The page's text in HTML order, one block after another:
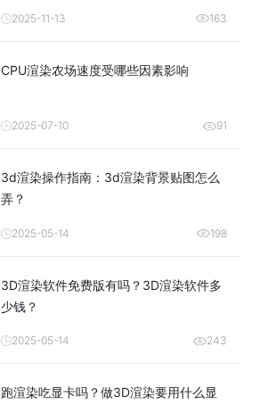
2025-11-13 163
CPU渲染农场速度受哪些因素影响
2025-07-10 91
3d渲染操作指南：3d渲染背景贴图怎么
弄？
2025-05-14 198
3D渲染软件免费版有吗？3D渲染软件多
少钱？
2025-05-14 243
跑渲染吃显卡吗？做3D渲染要用什么显